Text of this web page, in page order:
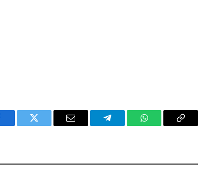
Twitter Email Telegram WhatsAppCopy